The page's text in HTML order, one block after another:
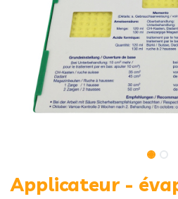
Applicateur -